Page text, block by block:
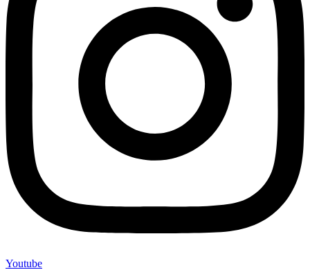
Youtube